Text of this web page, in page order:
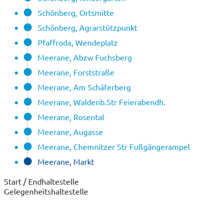
Schönberg, Ortsmitte
Schönberg, Agrarstützpunkt
Pfaffroda, Wendeplatz
Meerane, Abzw Fuchsberg
Meerane, Forststraße
Meerane, Am Schäferberg
Meerane, Waldenb.Str Feierabendh.
Meerane, Rosental
Meerane, Augasse
Meerane, Chemnitzer Str Fußgängerampel
Meerane, Markt
Start / Endhaltestelle
Gelegenheitshaltestelle